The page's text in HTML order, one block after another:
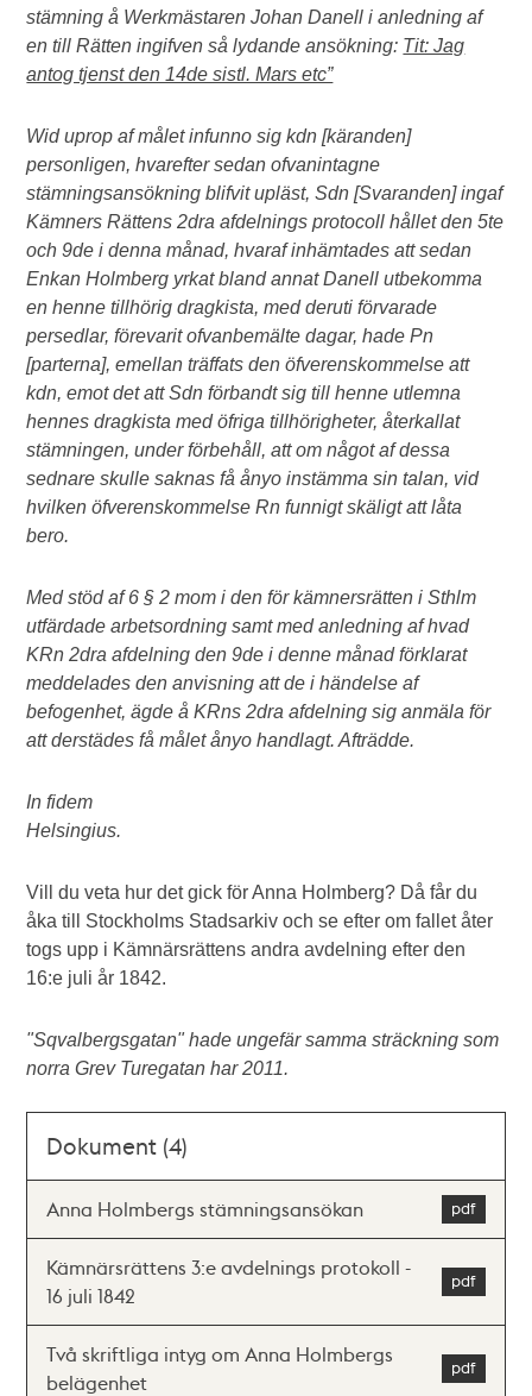
stämning å Werkmästaren Johan Danell i anledning af
en till Rätten ingifven så lydande ansökning: Tit: Jag
antog tjenst den 14de sistl. Mars etc”
Wid uprop af målet infunno sig kdn [käranden]
personligen, hvarefter sedan ofvanintagne
stämningsansökning blifvit upläst, Sdn [Svaranden] ingaf
Kämners Rättens 2dra afdelnings protocoll hållet den 5te
och 9de i denna månad, hvaraf inhämtades att sedan
Enkan Holmberg yrkat bland annat Danell utbekomma
en henne tillhörig dragkista, med deruti förvarade
persedlar, förevarit ofvanbemälte dagar, hade Pn
[parterna], emellan träffats den öfverenskommelse att
kdn, emot det att Sdn förbandt sig till henne utlemna
hennes dragkista med öfriga tillhörigheter, återkallat
stämningen, under förbehåll, att om något af dessa
sednare skulle saknas få ånyo instämma sin talan, vid
hvilken öfverenskommelse Rn funnigt skäligt att låta
bero.
Med stöd af 6§ 2 mom i den för kämnersrätten i Sthlm
utfärdade arbetsordning samt med anledning af hvad
KRn 2dra afdelning den 9de i denne månad förklarat
meddelades den anvisning att de i händelse af
befogenhet, ägde å KRns 2dra afdelning sig anmäla för
att derstädes få målet ånyo handlagt. Afträdde.
In fidem
Helsingius.
Vill du veta hur det gick för Anna Holmberg? Då får du
åka till Stockholms Stadsarkiv och se efter om fallet åter
togs upp i Kämnärsrättens andra avdelning efter den
16:e juli år 1842.
"Sqvalbergsgatan" hade ungefär samma sträckning som
norra Grev Turegatan har 2011.
Dokument (4)
Anna Holmbergs stämningsansökan
Kämnärsrättens 3:e avdelnings protokoll -
16 juli 1842
Två skriftliga intyg om Anna Holmbergs
belägenhet